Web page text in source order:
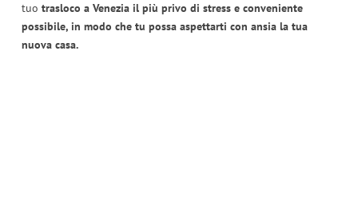
tuo trasloco a Venezia il più privo di stress e conveniente
possibile, in modo che tu possa aspettarti con ansia la tua
nuova casa.